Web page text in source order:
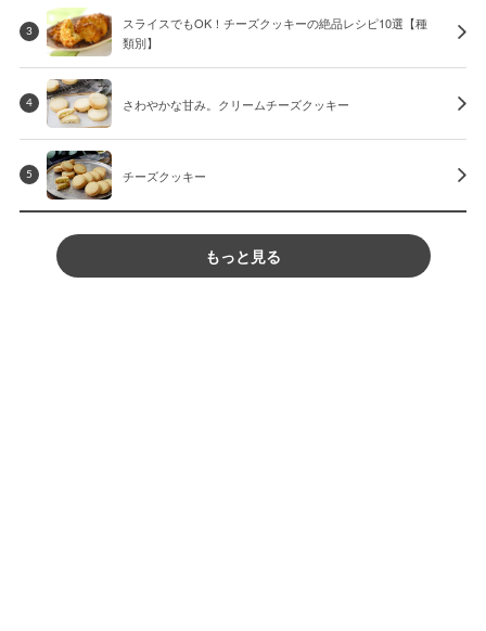
3
スライスでもOK！チーズクッキーの絶品レシピ10選【種
類別】
4 さわやかな甘み。クリームチーズクッキー
5 チーズクッキー
もっと見る